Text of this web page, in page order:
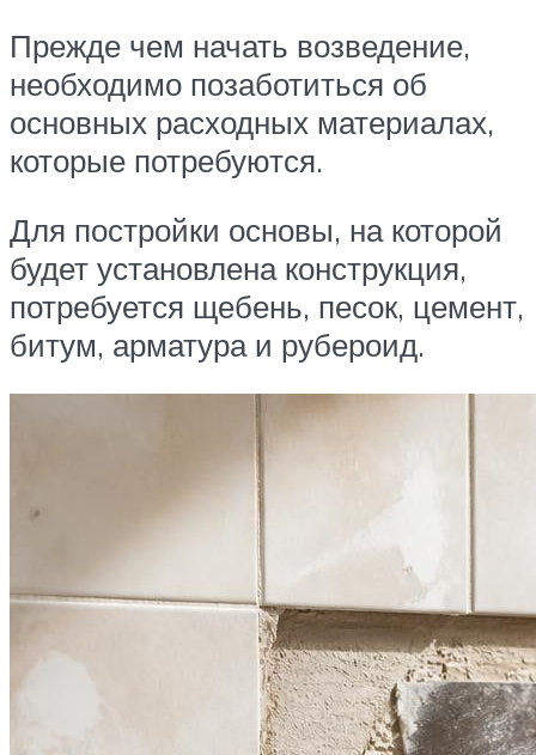
Прежде чем начать возведение,
необходимо позаботиться об
основных расходных материалах,
которые потребуются.
Для постройки основы, на которой
будет установлена конструкция,
потребуется щебень, песок, цемент,
битум, арматура и рубероид.